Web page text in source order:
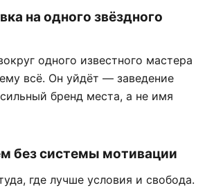
на одного звёздного
одного известного мастера
всё. Он уйдёт — заведение
бренд места, а не имя
без системы мотивации
где лучше условия и свобода.